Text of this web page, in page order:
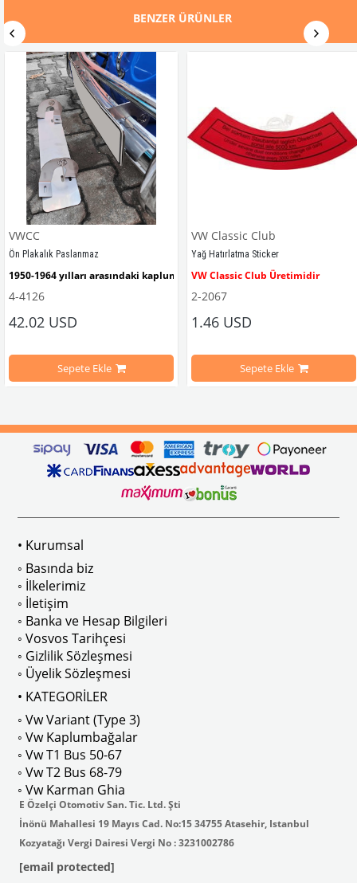
BENZER ÜRÜNLER
sürüş esnasında doğrudan gelen güneş ışığını keserek görüş
isteyenler için tercih edilir.
Ghia Modelleri İle Uyumludur
: AC711500 / 80500
VWCC
Ön Plakalık Paslanmaz
1950-1964 yılları arasındaki kaplumbağa modelleri ile uyumludur.
VWC Parça No: 4-4126
4-4126
42.02 USD
Sepete Ekle
VW Classic Club
Yağ Hatırlatma Sticker
VW Classic Club Üretimidir
1960-1967 Yılları Arasındaki T1
1968-1979 Yılları Arasındaki T2
2-2067
1.46 USD
Sepete Ekle
• Kurumsal
◦ Basında biz
◦ İlkelerimiz
◦ İletişim
◦ Banka ve Hesap Bilgileri
◦ Vosvos Tarihçesi
◦ Gizlilik Sözleşmesi
◦ Üyelik Sözleşmesi
• KATEGORİLER
◦ Vw Variant (Type 3)
◦ Vw Kaplumbağalar
◦ Vw T1 Bus 50-67
◦ Vw T2 Bus 68-79
◦ Vw Karman Ghia
E Özelçi Otomotiv San. Tic. Ltd. Şti
İnönü Mahallesi 19 Mayıs Cad. No:15 34755 Atasehir, Istanbul
Kozyatağı Vergi Dairesi Vergi No : 3231002786
[email protected]